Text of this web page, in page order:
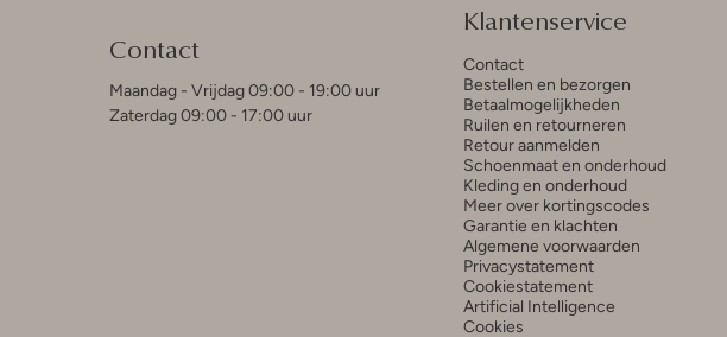
Contact
Maandag - Vrijdag 09:00 - 19:00 uur
Zaterdag 09:00 - 17:00 uur
Klantenservice
Contact
Bestellen en bezorgen
Betaalmogelijkheden
Ruilen en retourneren
Retour aanmelden
Schoenmaat en onderhoud
Kleding en onderhoud
Meer over kortingscodes
Garantie en klachten
Algemene voorwaarden
Privacystatement
Cookiestatement
Artificial Intelligence
Cookies